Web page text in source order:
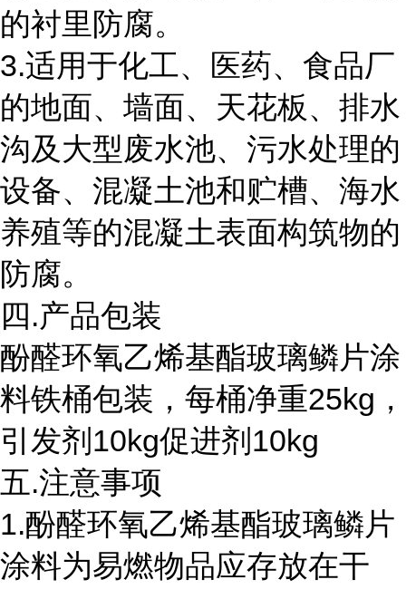
的衬里防腐。
3.适用于化工、医药、食品厂
的地面、墙面、天花板、排水
沟及大型废水池、污水处理的
设备、混凝土池和贮槽、海水
养殖等的混凝土表面构筑物的
防腐。
四.产品包装
酚醛环氧乙烯基酯玻璃鳞片涂
料铁桶包装，每桶净重25kg，
引发剂10kg促进剂10kg
五.注意事项
1.酚醛环氧乙烯基酯玻璃鳞片
涂料为易燃物品应存放在干